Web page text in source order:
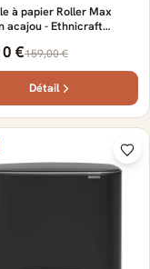
à papier Roller Max
acajou - Ethnicraft
€159,00 €
Détail